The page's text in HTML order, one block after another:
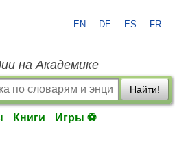
EN DE ES FR
на Академике
Найти!
Книги Игры ⚽